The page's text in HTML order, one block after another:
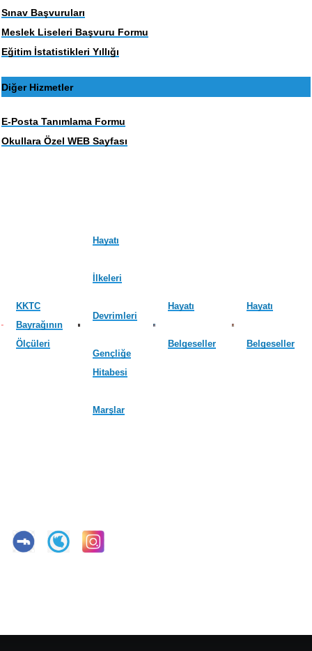
Sınav Başvuruları
Meslek Liseleri Başvuru Formu
Eğitim İstatistikleri Yıllığı
Diğer Hizmetler
E-Posta Tanımlama Formu
Okullara Özel WEB Sayfası
KKTC
Bayrağının
Ölçüleri
Hayatı
İlkeleri
Devrimleri
Gençliğe
Hitabesi
Marşlar
Hayatı
Belgeseller
Hayatı
Belgeseller